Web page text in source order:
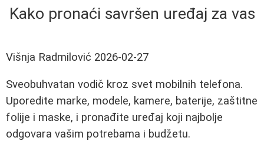
Kako pronaći savršen uređaj za vas
Višnja Radmilović 2026-02-27
Sveobuhvatan vodič kroz svet mobilnih telefona.
Uporedite marke, modele, kamere, baterije, zaštitne
folije i maske, i pronađite uređaj koji najbolje
odgovara vašim potrebama i budžetu.